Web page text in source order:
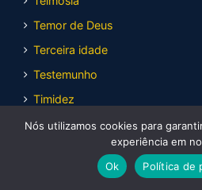
Temor de Deus
Terceira idade
Testemunho
Timidez
Traição
Transformação
Nós utilizamos cookies para
experiência em
Ok
Política de